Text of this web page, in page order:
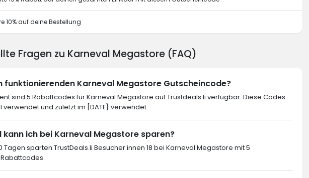
10% auf deine Bestellung
Fragen zu Karneval Megastore (FAQ)
funktionierenden Karneval Megastore Gutscheincode?
sind 5 Rabattcodes für Karneval Megastore auf Trustdeals.li verfügbar. Diese Codes
verwendet und zuletzt im [DATE} verwendet.
kann ich bei Karneval Megastore sparen?
Tagen sparten TrustDeals.li Besucher:innen 18 bei Karneval Megastore mit 5